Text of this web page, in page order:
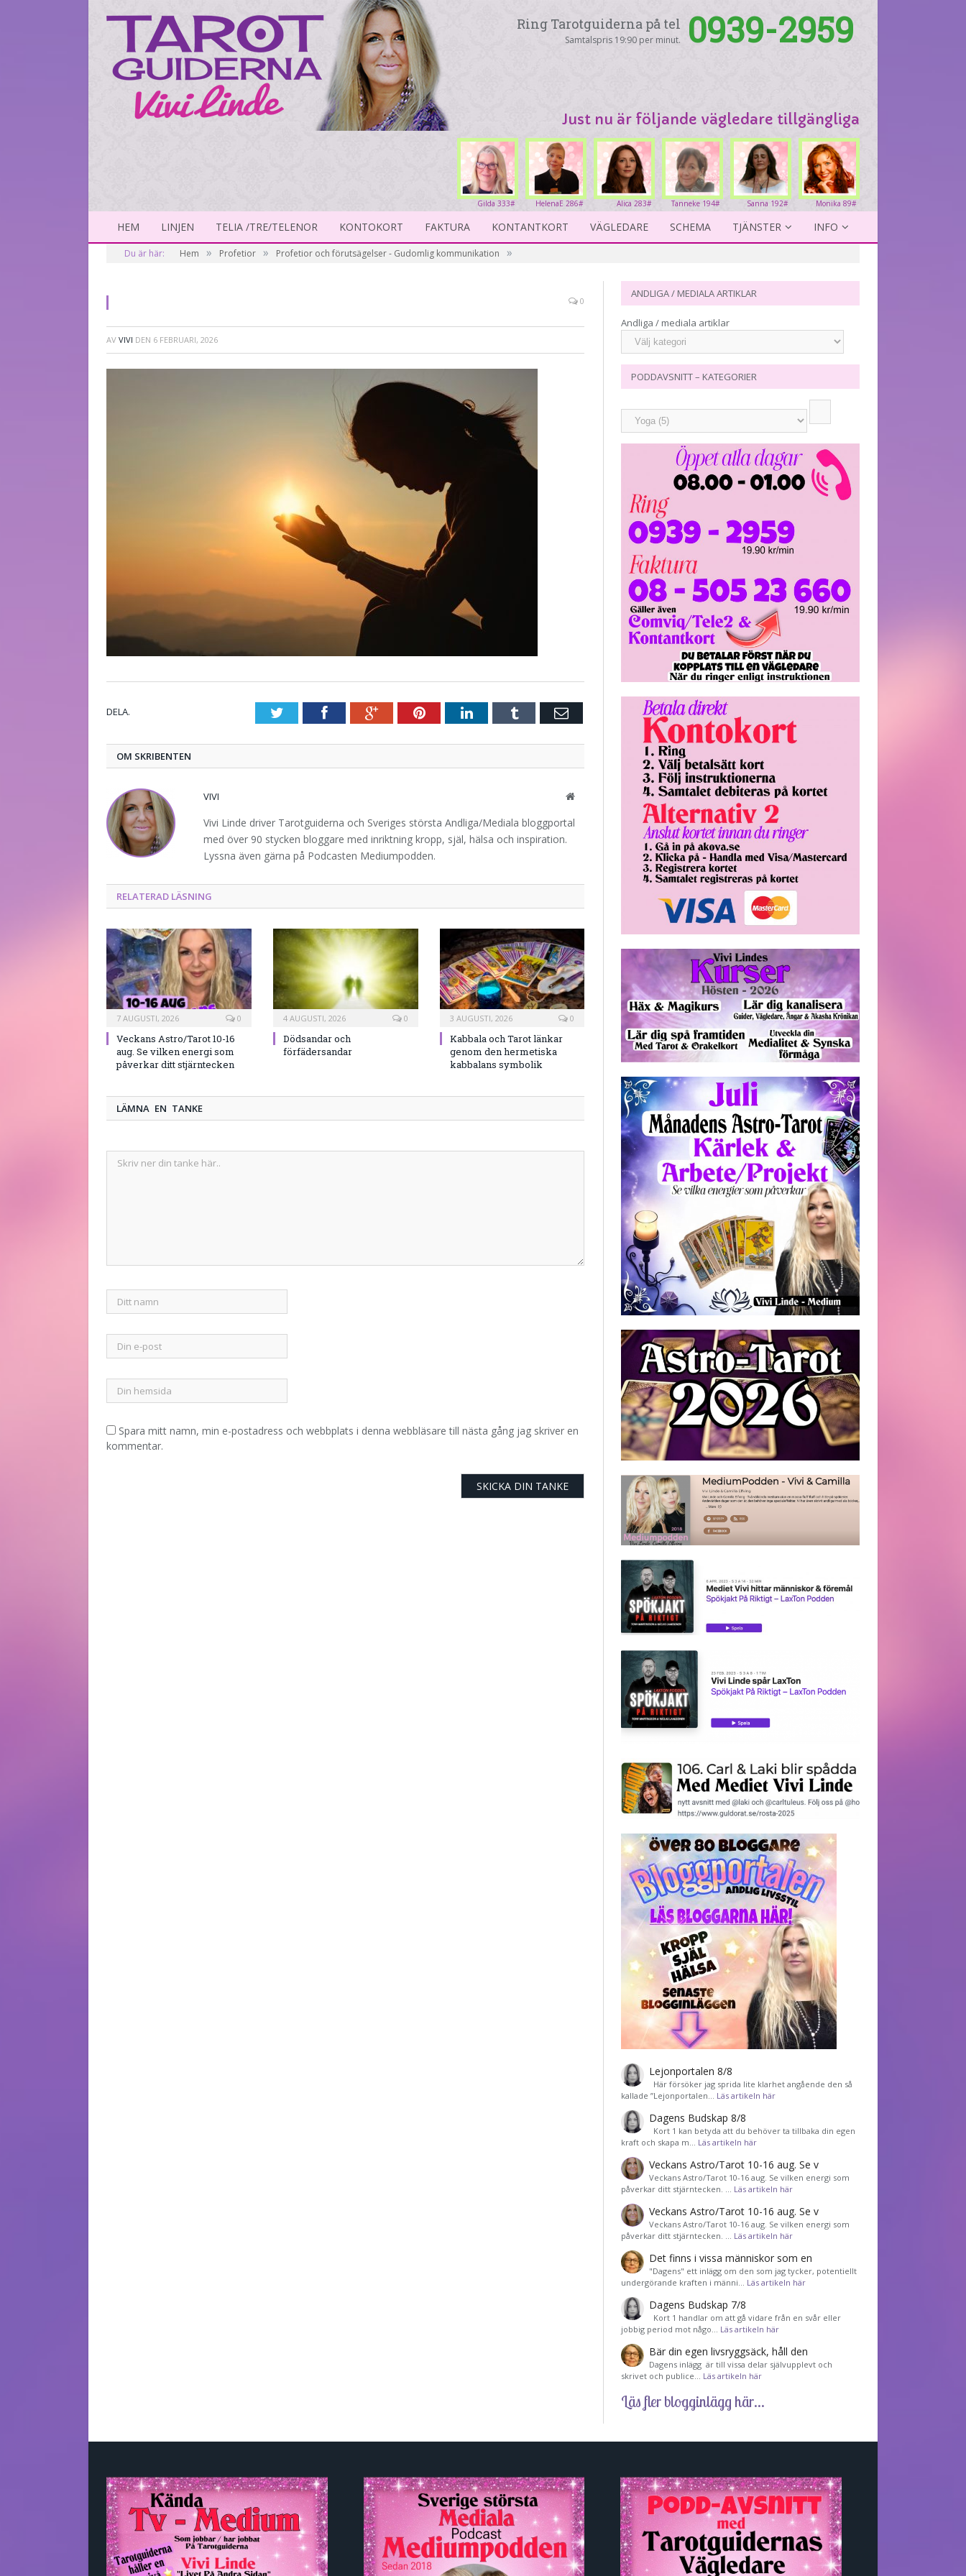
Ring Tarotguiderna på tel
Samtalspris 19:90 per minut. 0939-2959
Just nu är följande vägledare tillgängliga
Monika 89#
Sanna 192#
Tanneke 194#
Alica 283#
HelenaE 286#
Gilda 333#
HEM LINJEN TELIA /TRE/TELENOR KONTOKORT FAKTURA KONTANTKORT VÄGLEDARE SCHEMA TJÄNSTER INFO
Du är här: Hem » Profetior » Profetior och förutsägelser - Gudomlig kommunikation »
0
AV VIVI DEN 6 FEBRUARI, 2026
DELA. TwitterFacebookGoogle+PinterestLinkedInTumblr E-
OM SKRIBENTEN
VIVI Website
Vivi Linde driver Tarotguiderna och Sveriges största Andliga/Mediala bloggportal
med över 90 stycken bloggare med inriktning kropp, själ, hälsa och inspiration.
Lyssna även gärna på Podcasten Mediumpodden.
RELATERAD LÄSNING
7 AUGUSTI, 2026 0
Veckans Astro/Tarot 10-16
aug. Se vilken energi som
påverkar ditt stjärntecken
4 AUGUSTI, 2026 0
Dödsandar och
förfädersandar
3 AUGUSTI, 2026 0
Kabbala och Tarot länkar
genom den hermetiska
kabbalans symbolik
LÄMNA EN TANKE
Spara mitt namn, min e-postadress och webbplats i denna webbläsare till nästa gång jag skriver en
kommentar.
ANDLIGA / MEDIALA ARTIKLAR
Andliga / mediala artiklar
PODDAVSNITT – KATEGORIER
Lejonportalen 8/8
Här försöker jag sprida lite klarhet angående den så
kallade ”Lejonportalen… Läs artikeln här
Dagens Budskap 8/8
Kort 1 kan betyda att du behöver ta tillbaka din egen
kraft och skapa m… Läs artikeln här
Veckans Astro/Tarot 10-16 aug. Se v
Veckans Astro/Tarot 10-16 aug. Se vilken energi som
påverkar ditt stjärntecken. … Läs artikeln här
Veckans Astro/Tarot 10-16 aug. Se v
Veckans Astro/Tarot 10-16 aug. Se vilken energi som
påverkar ditt stjärntecken. … Läs artikeln här
Det finns i vissa människor som en
"Dagens" ett inlägg om den som jag tycker, potentiellt
undergörande kraften i männi… Läs artikeln här
Dagens Budskap 7/8
Kort 1 handlar om att gå vidare från en svår eller
jobbig period mot någo… Läs artikeln här
Bär din egen livsryggsäck, håll den
Dagens inlägg är till vissa delar självupplevt och
skrivet och publice… Läs artikeln här
Läs fler blogginlägg här...